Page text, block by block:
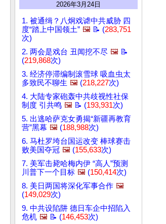
2026年3月24日
1. 被通缉？八炯戏谑中共威胁 四
度“踏上中国领土” 🖼️ 📝 (283,751
次)
2. 两会是戏台 丑闻挖不尽 🖼️ 📝
(219,868次)
3. 经济停滞编制滚雪球 吸血虫太
多致民不聊生 🖼️ (218,227次)
4. 大陆专家砲轰中共歧视性社保
制度 引共鸣 🖼️ 📝 (193,931次)
5. 出逃哈萨克女勇揭“新疆再教育
营”黑幕 🖼️ (188,988次)
6. 马杜罗垮台国运改变 棒球赛击
败美国夺冠 🖼️ (155,633次)
7. 美军击毙哈梅内伊 “高人”预测
川普下一个目标 🖼️ (150,414次)
8. 美日两国将深化军事合作 🖼️
(149,029次)
9. 中共设陷阱 德日车企中招陷入
危机 🖼️ 📝 (146,453次)